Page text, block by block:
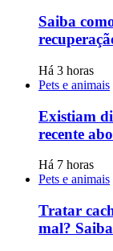
Saiba
Há 3 horas
Pets e animais
Existiam
recente
Há 7 horas
Pets e animais
Tratar
mal?